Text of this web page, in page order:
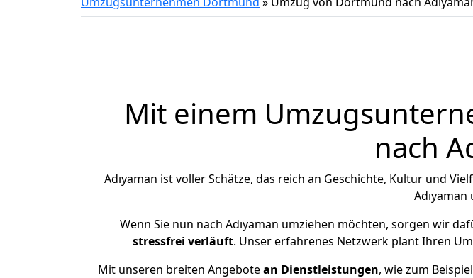
Mit einem
nach
Adıyaman ist voller Schätze, das reich an Geschichte, Kultur und
Wenn Sie nun nach Adıyaman umziehen möchten, sorgen wir
stressfrei verläuft. Unser erfahrenes Netzwerk plant Ihren
Mit unseren breiten Angebotean Dienstleistungen, wie zum